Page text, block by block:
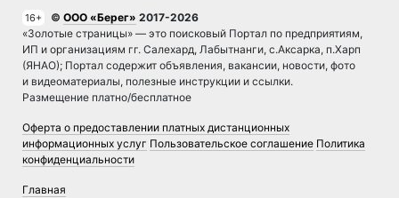
16+ © ООО «Берег» 2017-2026
«Золотые страницы» — это поисковый Портал по предприятиям,
ИП и организациям гг. Салехард, Лабытнанги, с.Аксарка, п.Харп
(ЯНАО); Портал содержит объявления, вакансии, новости, фото
и видеоматериалы, полезные инструкции и ссылки.
Размещение платно/бесплатное
Оферта о предоставлении платных дистанционных
информационных услуг Пользовательское соглашение Политика
конфиденциальности
Главная